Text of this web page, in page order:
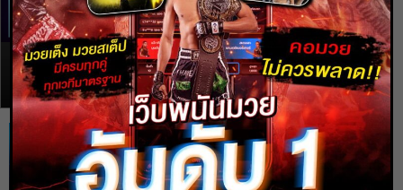
เงินจากการเสี่ยงโชค
โดย heng99 - 4 ก.ค. 2020